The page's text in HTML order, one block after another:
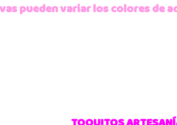
pueden variar los colores de